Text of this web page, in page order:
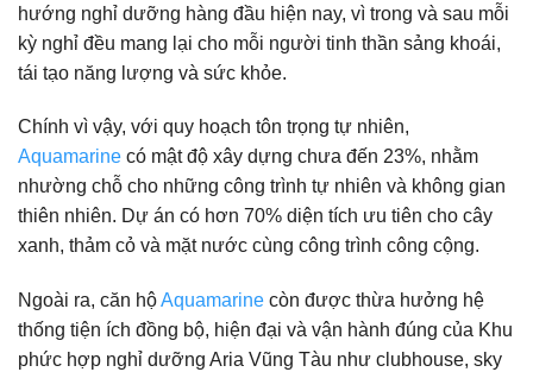
hướng nghỉ dưỡng hàng đầu hiện nay, vì trong và sau mỗi
kỳ nghỉ đều mang lại cho mỗi người tinh thần sảng khoái,
tái tạo năng lượng và sức khỏe.
Chính vì vậy, với quy hoạch tôn trọng tự nhiên,
Aquamarine có mật độ xây dựng chưa đến 23%, nhằm
nhường chỗ cho những công trình tự nhiên và không gian
thiên nhiên. Dự án có hơn 70% diện tích ưu tiên cho cây
xanh, thảm cỏ và mặt nước cùng công trình công cộng.
Ngoài ra, căn hộAquamarine còn được thừa hưởng hệ
thống tiện ích đồng bộ, hiện đại và vận hành đúng của Khu
phức hợp nghỉ dưỡng Aria Vũng Tàu như clubhouse, sky